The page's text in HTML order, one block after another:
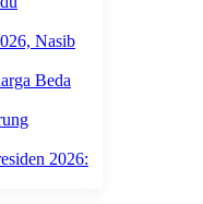
Nasib
Beda
2026: